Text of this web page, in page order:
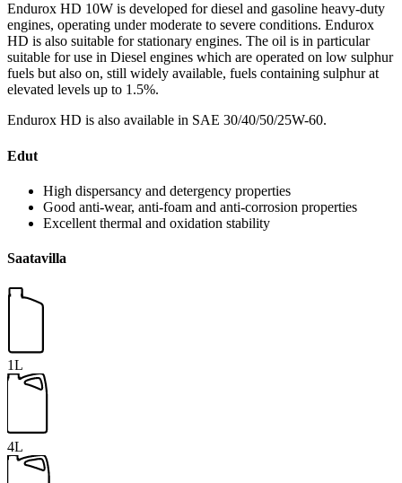
Endurox HD 10W is developed for diesel and gasoline heavy-duty
engines, operating under moderate to severe conditions. Endurox
HD is also suitable for stationary engines. The oil is in particular
suitable for use in Diesel engines which are operated on low sulphur
fuels but also on, still widely available, fuels containing sulphur at
elevated levels up to 1.5%.
Endurox HD is also available in SAE 30/40/50/25W-60.
Edut
High dispersancy and detergency properties
Good anti-wear, anti-foam and anti-corrosion properties
Excellent thermal and oxidation stability
Saatavilla
1L
4L